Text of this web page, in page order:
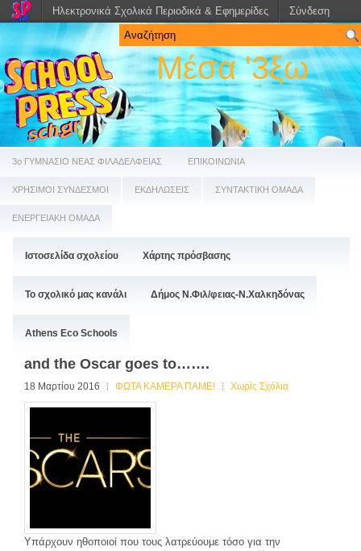
Μέσα '3ξω
3ο ΓΥΜΝΑΣΙΟ ΝΕΑΣ ΦΙΛΑΔΕΛΦΕΙΑΣ ΕΠΙΚΟΙΝΩΝΙΑ
ΧΡΗΣΙΜΟΙ ΣΥΝΔΕΣΜΟΙ ΕΚΔΗΛΩΣΕΙΣ ΣΥΝΤΑΚΤΙΚΗ ΟΜΑΔΑ
ΕΝΕΡΓΕΙΑΚΗ ΟΜΑΔΑ
Ιστοσελίδα σχολείου Χάρτης πρόσβασης
Το σχολικό μας κανάλι Δήμος Ν.Φιλ/φειας-Ν.Χαλκηδόνας
Athens Eco Schools
and the Oscar goes to…….
18 Μαρτίου 2016 ΦΩΤΑ ΚΑΜΕΡΑ ΠΑΜΕ! Χωρίς Σχόλια
Υπάρχουν ηθοποιοί που τους λατρεύουμε τόσο για την
Ηλεκτρονικά Σχολικά Περιοδικά & Εφημερίδες Σύνδεση